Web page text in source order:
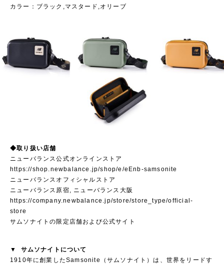
カラー：ブラック,マスタード,オリーブ
◆取り扱い店舗
ニューバランス公式オンラインストア
https://shop.newbalance.jp/shop/e/eEnb-samsonite
ニューバランスオフィシャルストア
ニューバランス原宿, ニューバランス大阪
https://company.newbalance.jp/store/store_type/official-
store
サムソナイトの限定店舗および公式サイト
▼ サムソナイトについて
1910年に創業したSamsonite（サムソナイト）は、世界をリードす